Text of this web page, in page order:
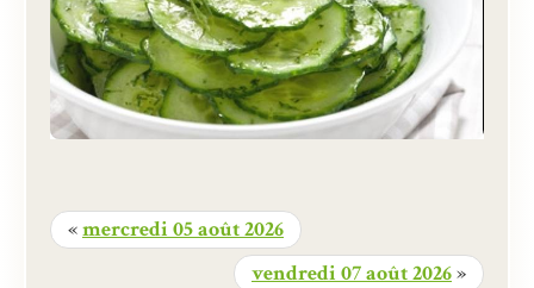
«mercredi 05 août 2026
vendredi 07 août 2026»